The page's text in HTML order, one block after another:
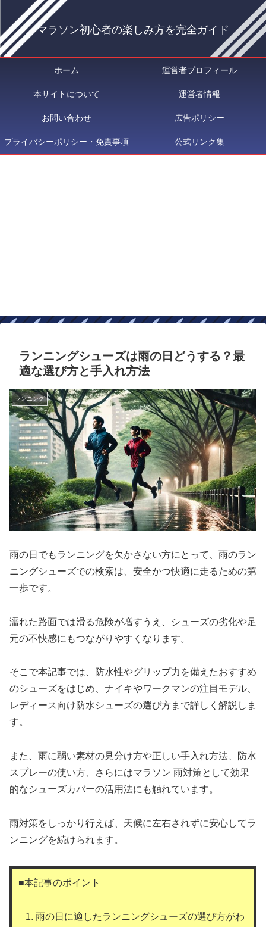
マラソン初心者の楽しみ方を完全ガイド
ホーム 運営者プロフィール
本サイトについて 運営者情報
お問い合わせ 広告ポリシー
プライバシーポリシー・免責事項 公式リンク集
ランニングシューズは雨の日どうする？最
適な選び方と手入れ方法
ランニング
雨の日でもランニングを欠かさない方にとって、雨のラン
ニングシューズでの検索は、安全かつ快適に走るための第
一歩です。
濡れた路面では滑る危険が増すうえ、シューズの劣化や足
元の不快感にもつながりやすくなります。
そこで本記事では、防水性やグリップ力を備えたおすすめ
のシューズをはじめ、ナイキやワークマンの注目モデル、
レディース向け防水シューズの選び方まで詳しく解説しま
す。
また、雨に弱い素材の見分け方や正しい手入れ方法、防水
スプレーの使い方、さらにはマラソン 雨対策として効果
的なシューズカバーの活用法にも触れています。
雨対策をしっかり行えば、天候に左右されずに安心してラ
ンニングを続けられます。
■本記事のポイント
雨の日に適したランニングシューズの選び方がわ